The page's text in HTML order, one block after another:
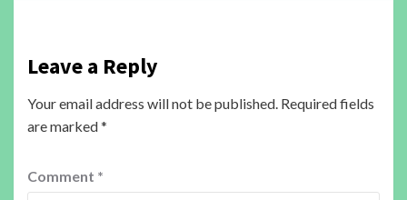
Leave a Reply
Your email address will not be published. Required fields
are marked*
Comment *